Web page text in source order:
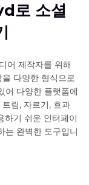
로 소셜
어 제작자를 위해
다양한 형식으로
어 다양한 플랫폼에
림, 자르기, 효과
하기 쉬운 인터페이
완벽한 도구입니